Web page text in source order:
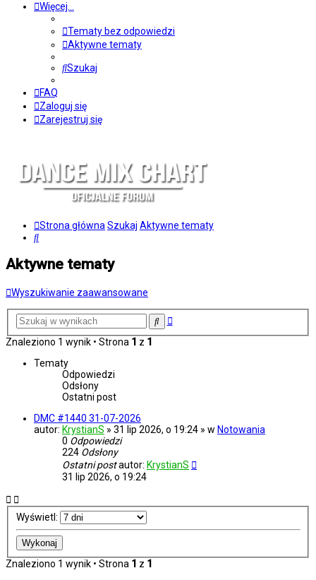
Więcej…
Tematy bez odpowiedzi
Aktywne tematy
Szukaj
FAQ
Zaloguj się
Zarejestruj się
Strona główna Szukaj Aktywne tematy
Szukaj
Aktywne tematy
Wyszukiwanie zaawansowane
SzukajWyszukiwanie
Znaleziono 1 wynik • Strona 1 z 1
Tematy
Odpowiedzi
Odsłony
Ostatni post
DMC #1440 31-07-2026
autor: KrystianS » 31 lip 2026, o 19:24 » w Notowania
0 Odpowiedzi
224 Odsłony
Ostatni postautor: KrystianS
31 lip 2026, o 19:24
Wyświetl:
Znaleziono 1 wynik • Strona 1 z 1